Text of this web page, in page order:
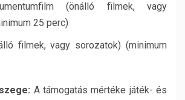
(önálló filmek, vagy
25 perc)
filmek, vagy sorozatok) (minimum
A támogatás mértéke játék- és